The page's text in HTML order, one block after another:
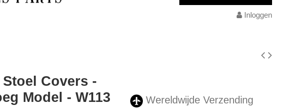
Inloggen
Covers -
Model - W113
Wereldwijde Verzending